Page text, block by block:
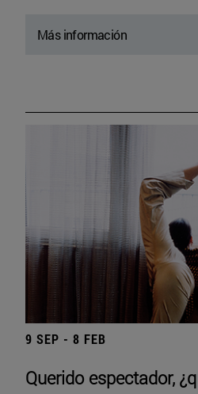
Más información
9 SEP - 8 FEB
Querido espectador,